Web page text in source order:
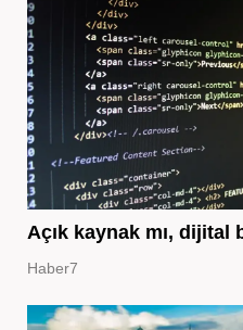
Açık kaynak mı, dijital
Haber7